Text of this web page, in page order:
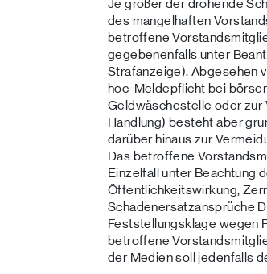
Je größer der drohende
des mangelhaften
betroffene
gegebenenfalls unter
Strafanzeige). Abgesehen
hoc-Meldepflicht bei
Geldwäschestelle oder zur
Handlung) besteht aber
darüber hinaus zur
Das betroffene
Einzelfall unter Beachtung
Öffentlichkeitswirkung,
Schadenersatzansprüche
Feststellungsklage wegen
betroffene
der Medien soll jedenfalls